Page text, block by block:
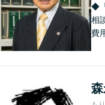
◆
相
費
～